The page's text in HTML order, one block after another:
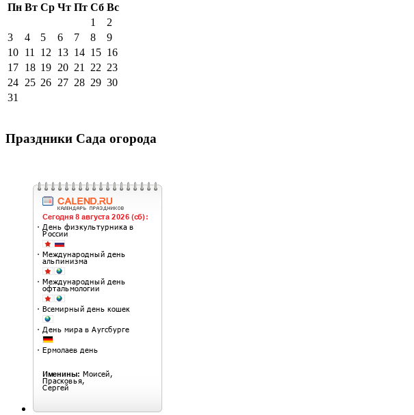
Пн Вт Ср Чт Пт Сб Вс
1
2
3
4 5 6 7 8
9
10 11 12 13 14 15 16
17 18 19 20 21 22 23
24 25 26 27 28 29 30
31
Праздники Сада огорода